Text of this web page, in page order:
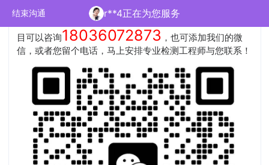
结束沟通 r**4正在为您服务
您好，科睿检测是一家拥有国家CMA和CNAS认可的专业第
，可出具专业权威的第三方检测报告，具体项
目可以咨询18036072873 ，也可添加我们的微
信，或者您留个电话，马上安排专业检测工程师与您联系！